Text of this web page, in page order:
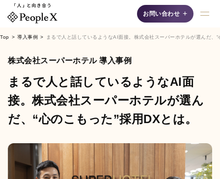
採用支援AIシリーズ
自然な対話"で候補者の
魅力を最大限に引き出
す、認知度No.1の「対
お問い合わせ +
Top 導入事例 まるで人と話しているようなAI面接。株式会社スーパーホテルが選んだ、
株式会社スーパーホテル 導入事例
まるで人と話しているようなAI面
接。株式会社スーパーホテルが選ん
だ、“心のこもった”採用DXとは。